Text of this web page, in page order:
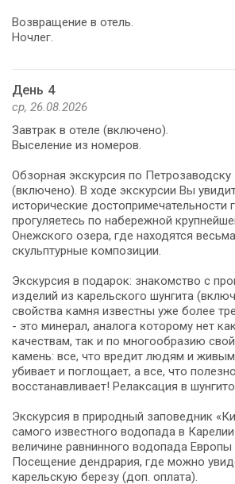
Возвращение в отель.
Ночлег.
День 4
ср, 26.08.2026
Завтрак в отеле (включено).
Выселение из номеров.
Обзорная экскурсия по Петрозаводску
(включено). В ходе экскурсии Вы
исторические достопримечательности
прогуляетесь по набережной
Онежского озера, где находятся
скульптурные композиции.
Экскурсия в подарок: знакомство с
изделий из карельского шунгита
свойства камня известны уже более
- это минерал, аналога которому нет
качествам, так и по многообразию
камень: все, что вредит людям и
убивает и поглощает, а все, что
восстанавливает! Релаксация в
Экскурсия в природный заповедник
самого известного водопада в
величине равнинного водопада Европы
Посещение дендрария, где можно
карельскую березу (доп. оплата).